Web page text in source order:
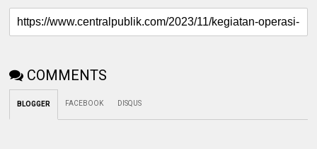
COMMENTS
BLOGGER FACEBOOK DISQUS